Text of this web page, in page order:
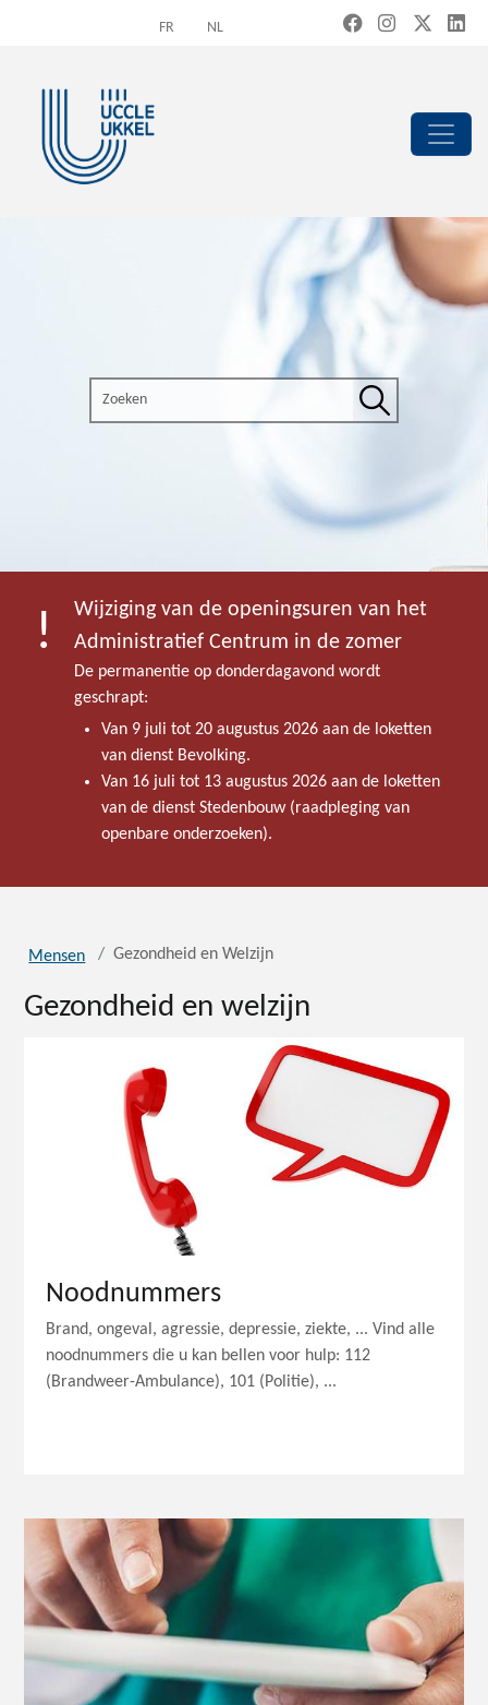
FR NL
Search the site
Zoeken
Wijziging van de openingsuren van het
Administratief Centrum in de zomer
De permanentie op donderdagavond wordt
geschrapt:
Van 9 juli tot 20 augustus 2026 aan de loketten
van dienst Bevolking.
Van 16 juli tot 13 augustus 2026 aan de loketten
van de dienst Stedenbouw (raadpleging van
openbare onderzoeken).
Mensen Gezondheid en Welzijn
Gezondheid en welzijn
Noodnummers
Brand, ongeval, agressie, depressie, ziekte, ... Vind alle
noodnummers die u kan bellen voor hulp: 112
(Brandweer-Ambulance), 101 (Politie), ...